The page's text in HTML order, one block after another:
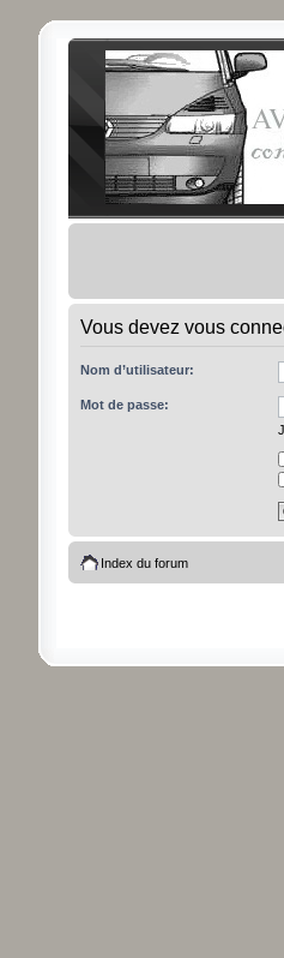
Vous devez vous
Nom d’utilisateur:
Mot de passe:
Index du forum